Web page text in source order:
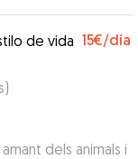
15€/día
)
dels animals i